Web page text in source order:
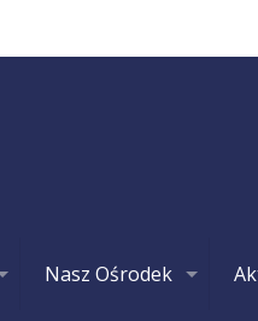
Nasz Ośrodek